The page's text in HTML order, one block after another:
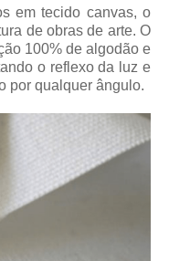
em tecido canvas, o
de obras de arte. O
100% de algodão e
o reflexo da luz e
por qualquer ângulo.